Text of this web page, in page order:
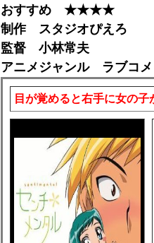
おすすめ ★★★★
制作 スタジオぴえろ
監督 小林常夫
アニメジャンル ラブコメ
目が覚めると右手に女の